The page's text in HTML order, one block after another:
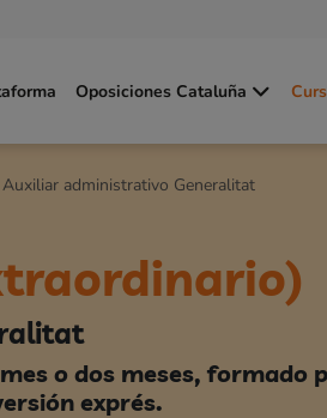
Oposiciones Cataluña
Auxiliar administrativo Generalitat
o dos meses, formado
exprés.